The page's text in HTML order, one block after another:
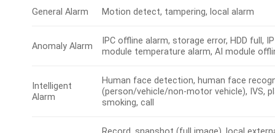
General Alarm Motion detect, tampering, local alarm
Anomaly Alarm
IPC offline alarm, storage error, HDD full,
module temperature alarm, AI module
Intelligent
Alarm
Human face detection, human face
(person/vehicle/non-motor vehicle), IVS,
smoking, call